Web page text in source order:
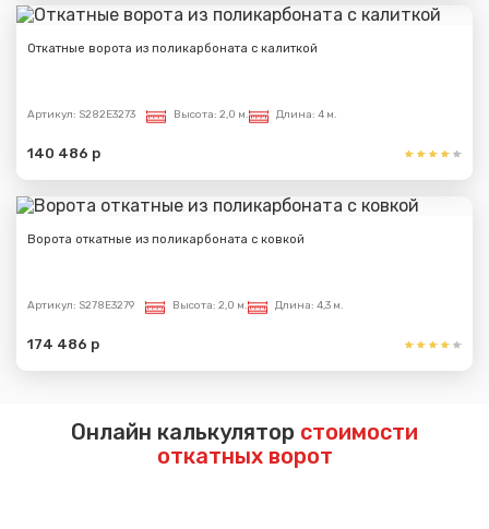
Откатные ворота из поликарбоната с калиткой
Артикул: S282E3273 Высота: 2,0 м. Длина: 4 м.
140 486 р
Ворота откатные из поликарбоната с ковкой
Артикул: S278E3279 Высота: 2,0 м. Длина: 4,3 м.
174 486 р
Онлайн калькулятор стоимости
откатных ворот